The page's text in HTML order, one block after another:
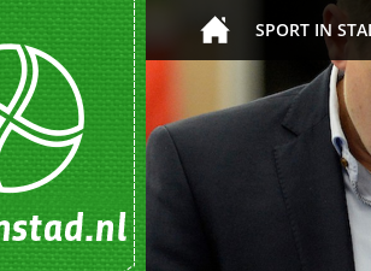
SPORT IN